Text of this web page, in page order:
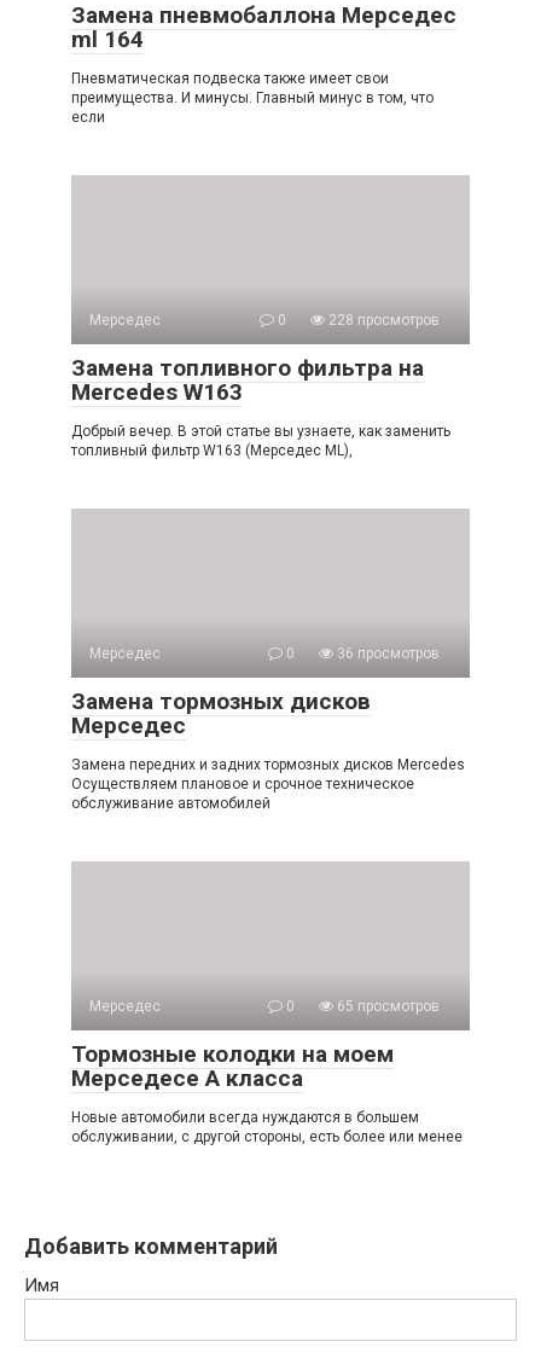
Замена пневмобаллона Мерседес
ml 164
Пневматическая подвеска также имеет свои
преимущества. И минусы. Главный минус в том, что
если
Мерседес 0 228 просмотров
Замена топливного фильтра на
Mercedes W163
Добрый вечер. В этой статье вы узнаете, как заменить
топливный фильтр W163 (Мерседес ML),
Мерседес 0 36 просмотров
Замена тормозных дисков
Мерседес
Замена передних и задних тормозных дисков Mercedes
Осуществляем плановое и срочное техническое
обслуживание автомобилей
Мерседес 0 65 просмотров
Тормозные колодки на моем
Мерседесе А класса
Новые автомобили всегда нуждаются в большем
обслуживании, с другой стороны, есть более или менее
Добавить комментарий
Имя